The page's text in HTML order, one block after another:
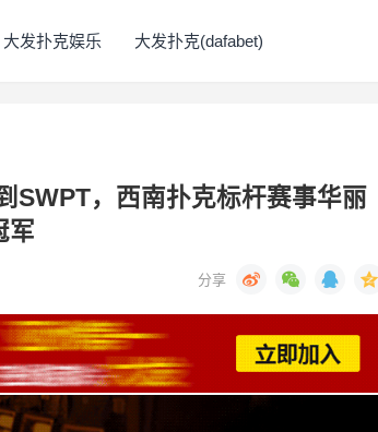
大发扑克娱乐 大发扑克(dafabet)
SWPT，西南扑克标杆赛事华丽
军